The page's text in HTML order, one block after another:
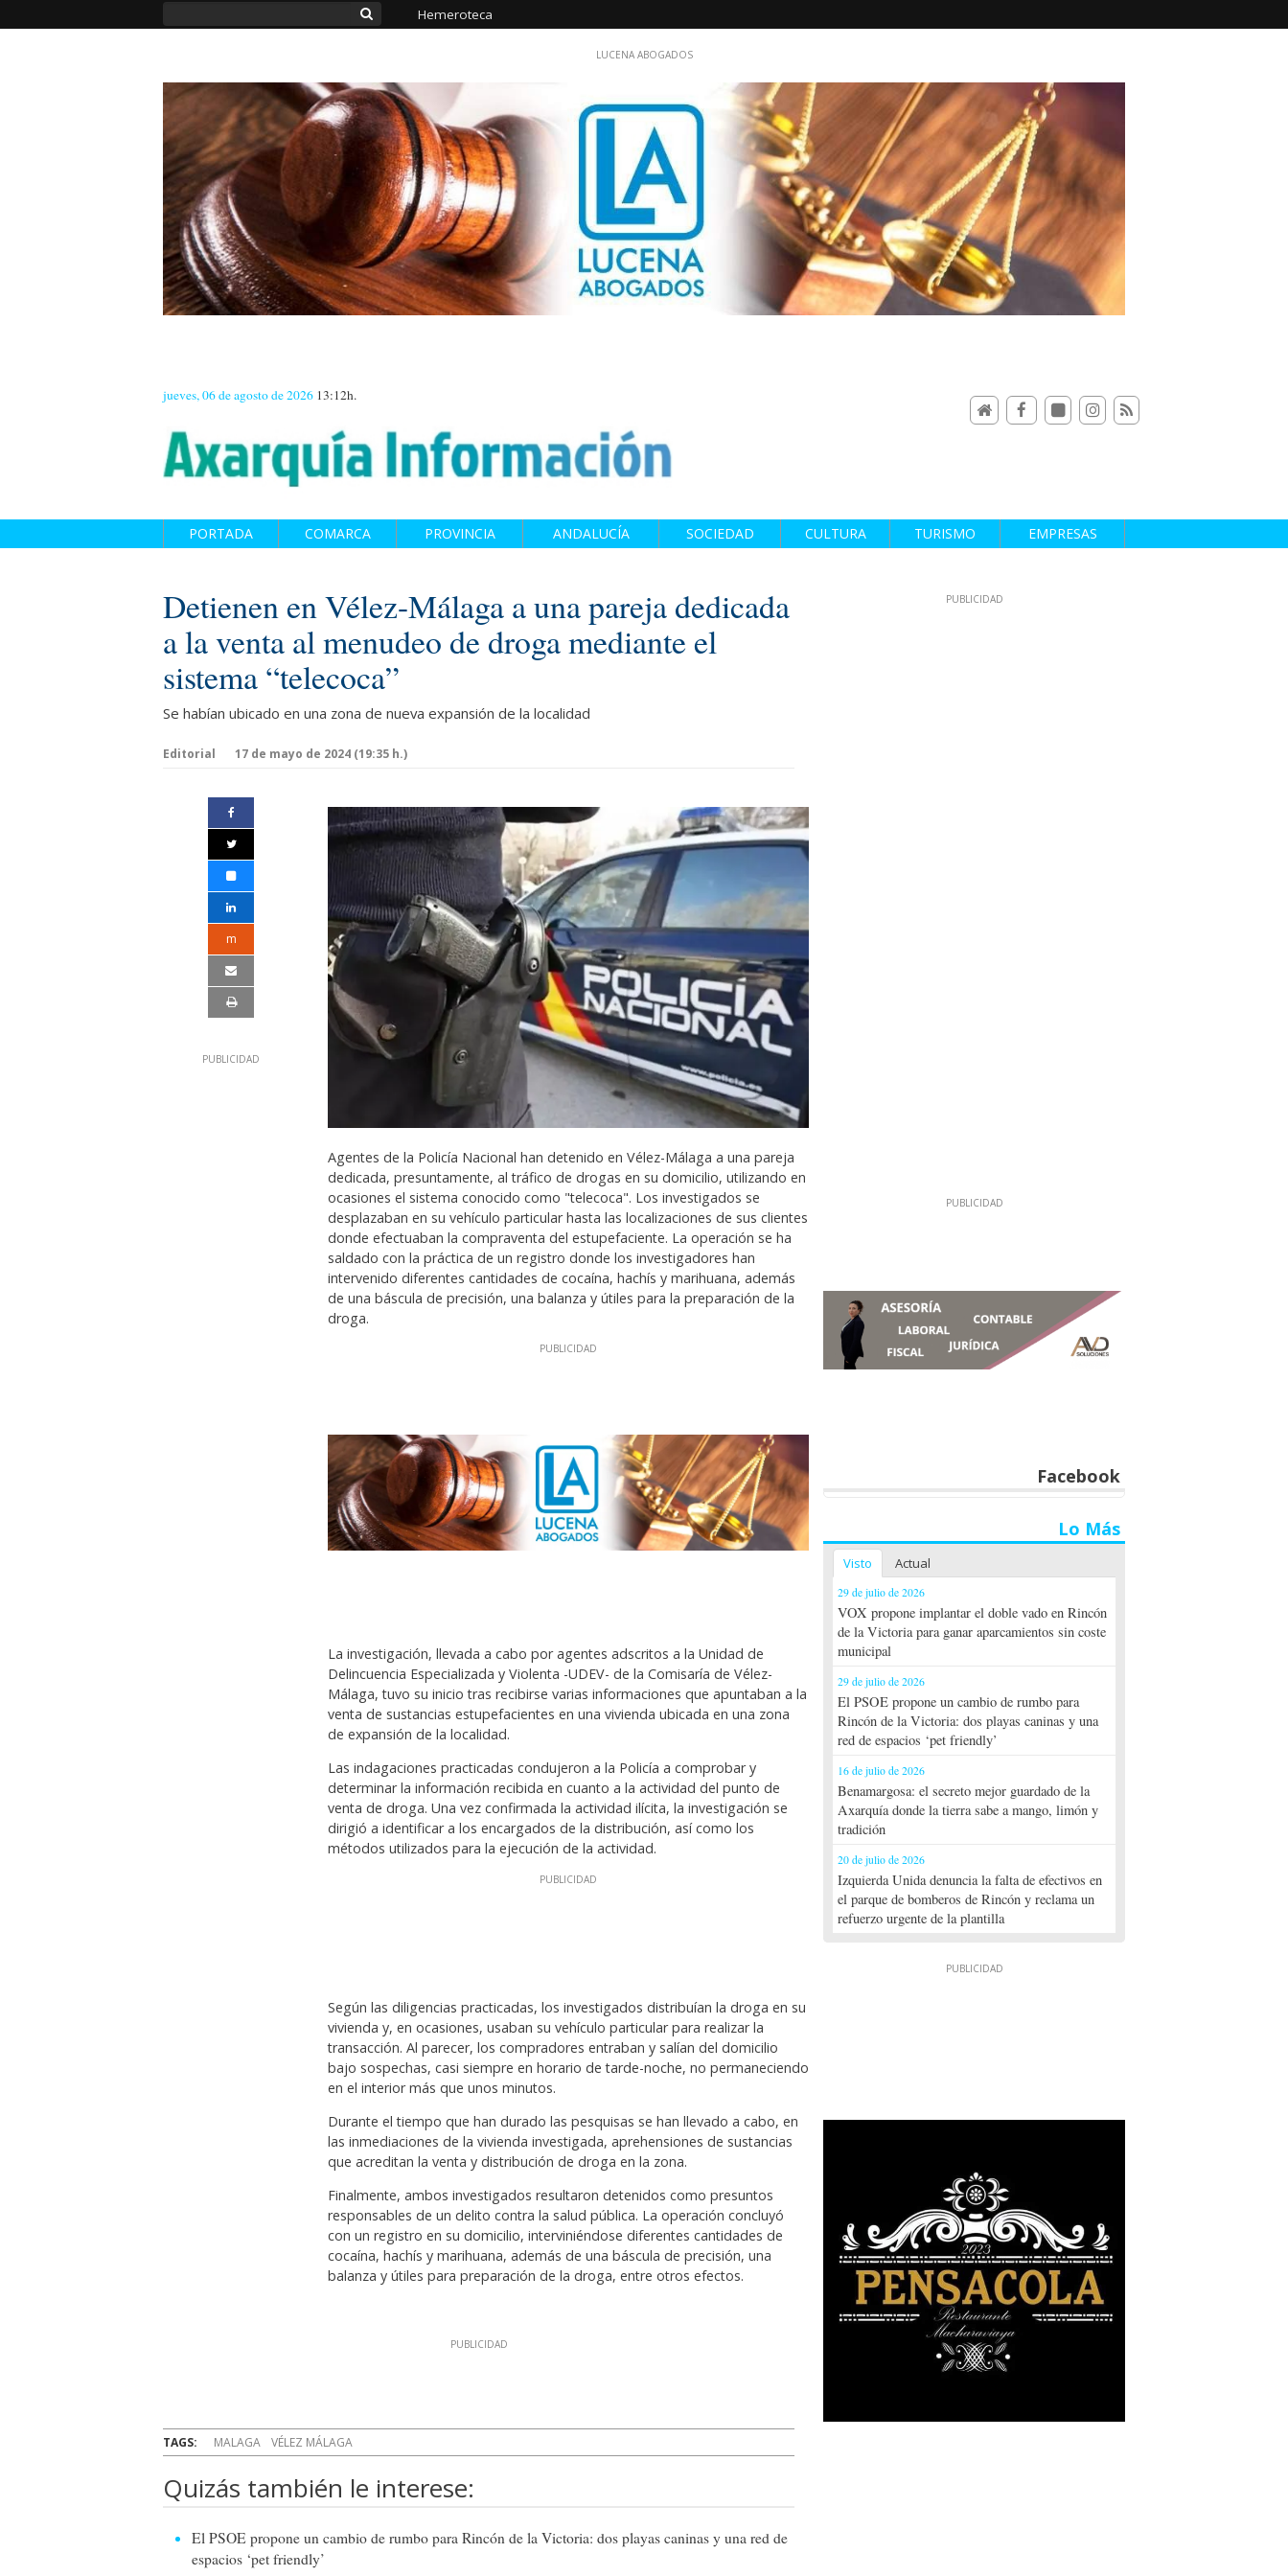
Hemeroteca
jueves, 06 de agosto de 2026 13:12h.
PORTADA COMARCA PROVINCIA ANDALUCÍA SOCIEDAD CULTURA TURISMO EMPRESAS
Detienen en Vélez-Málaga a una pareja dedicada
a la venta al menudeo de droga mediante el
sistema “telecoca”
Se habían ubicado en una zona de nueva expansión de la localidad
Editorial 17 de mayo de 2024 (19:35 h.)
m
Agentes de la Policía Nacional han detenido en Vélez-Málaga a una pareja
dedicada, presuntamente, al tráfico de drogas en su domicilio, utilizando en
ocasiones el sistema conocido como "telecoca". Los investigados se
desplazaban en su vehículo particular hasta las localizaciones de sus clientes
donde efectuaban la compraventa del estupefaciente. La operación se ha
saldado con la práctica de un registro donde los investigadores han
intervenido diferentes cantidades de cocaína, hachís y marihuana, además
de una báscula de precisión, una balanza y útiles para la preparación de la
droga.
La investigación, llevada a cabo por agentes adscritos a la Unidad de
Delincuencia Especializada y Violenta -UDEV- de la Comisaría de Vélez-
Málaga, tuvo su inicio tras recibirse varias informaciones que apuntaban a la
venta de sustancias estupefacientes en una vivienda ubicada en una zona
de expansión de la localidad.
Las indagaciones practicadas condujeron a la Policía a comprobar y
determinar la información recibida en cuanto a la actividad del punto de
venta de droga. Una vez confirmada la actividad ilícita, la investigación se
dirigió a identificar a los encargados de la distribución, así como los
métodos utilizados para la ejecución de la actividad.
Según las diligencias practicadas, los investigados distribuían la droga en su
vivienda y, en ocasiones, usaban su vehículo particular para realizar la
transacción. Al parecer, los compradores entraban y salían del domicilio
bajo sospechas, casi siempre en horario de tarde-noche, no permaneciendo
en el interior más que unos minutos.
Durante el tiempo que han durado las pesquisas se han llevado a cabo, en
las inmediaciones de la vivienda investigada, aprehensiones de sustancias
que acreditan la venta y distribución de droga en la zona.
Finalmente, ambos investigados resultaron detenidos como presuntos
responsables de un delito contra la salud pública. La operación concluyó
con un registro en su domicilio, interviniéndose diferentes cantidades de
cocaína, hachís y marihuana, además de una báscula de precisión, una
balanza y útiles para preparación de la droga, entre otros efectos.
TAGS: MALAGA VÉLEZ MÁLAGA
Quizás también le interese:
El PSOE propone un cambio de rumbo para Rincón de la Victoria: dos playas caninas y una red de
espacios ‘pet friendly’
Facebook
Lo Más
Visto Actual
29 de julio de 2026
VOX propone implantar el doble vado en Rincón
de la Victoria para ganar aparcamientos sin coste
municipal
29 de julio de 2026
El PSOE propone un cambio de rumbo para
Rincón de la Victoria: dos playas caninas y una
red de espacios ‘pet friendly’
16 de julio de 2026
Benamargosa: el secreto mejor guardado de la
Axarquía donde la tierra sabe a mango, limón y
tradición
20 de julio de 2026
Izquierda Unida denuncia la falta de efectivos en
el parque de bomberos de Rincón y reclama un
refuerzo urgente de la plantilla